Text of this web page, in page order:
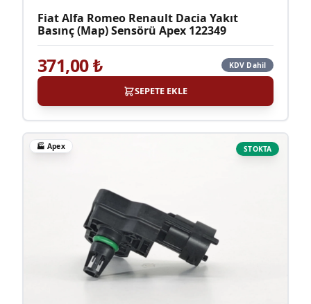
Fiat Alfa Romeo Renault Dacia Yakıt
Basınç (Map) Sensörü Apex 122349
371,00₺ KDV Dahil
SEPETE EKLE
STOKTA
🏭Apex